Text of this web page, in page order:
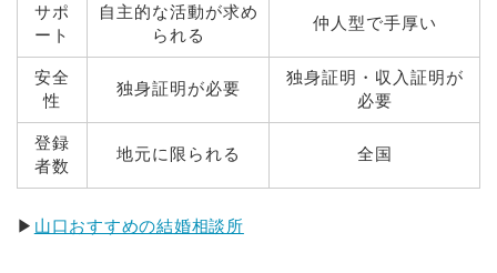
サポ
ート
自主的な活動が求め
られる
仲人型で手厚い
安全
性
独身証明が必要
独身証明・収入証明が
必要
登録
者数
地元に限られる 全国
▶ 山口おすすめの結婚相談所